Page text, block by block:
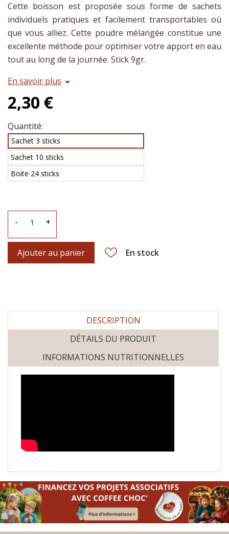
Cette boisson est proposée sous forme de sachets
individuels pratiques et facilement transportables où
que vous alliez. Cette poudre mélangée constitue une
excellente méthode pour optimiser votre apport en eau
tout au long de la journée. Stick 9gr.
En savoir plus arrow_drop_down
2,30 €
Quantité:
Sachet 3 sticks
Sachet 10 sticks
Boite 24 sticks
- +
Ajouter au panier En stock
DESCRIPTION
DÉTAILS DU PRODUIT
INFORMATIONS NUTRITIONNELLES